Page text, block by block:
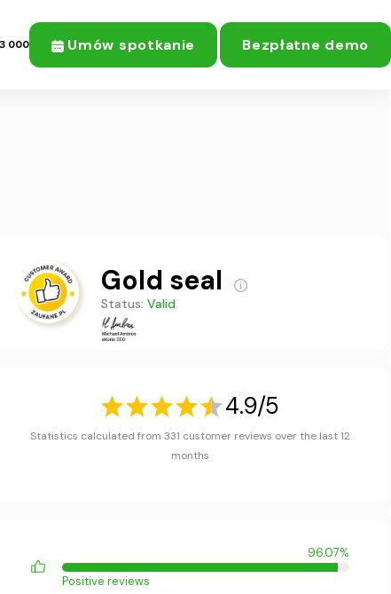
000 Umów spotkanie Bezpłatne demo
Gold seal
Status: Valid
4.9/5
Statistics calculated from 331 customer reviews over the last 12
months
96.07%
Positive reviews